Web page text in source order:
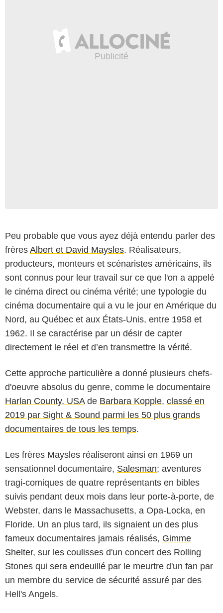
Peu probable que vous ayez déjà entendu parler des
frères Albert et David Maysles. Réalisateurs,
producteurs, monteurs et scénaristes américains, ils
sont connus pour leur travail sur ce que l'on a appelé
le cinéma direct ou cinéma vérité; une typologie du
cinéma documentaire qui a vu le jour en Amérique du
Nord, au Québec et aux États-Unis, entre 1958 et
1962. Il se caractérise par un désir de capter
directement le réel et d’en transmettre la vérité.
Cette approche particulière a donné plusieurs chefs-
d'oeuvre absolus du genre, comme le documentaire
Harlan County, USAde Barbara Kopple, classé en
2019 par Sight & Sound parmi les 50 plus grands
documentaires de tous les temps.
Les frères Maysles réaliseront ainsi en 1969 un
sensationnel documentaire, Salesman; aventures
tragi-comiques de quatre représentants en bibles
suivis pendant deux mois dans leur porte-à-porte, de
Webster, dans le Massachusetts, a Opa-Locka, en
Floride. Un an plus tard, ils signaient un des plus
fameux documentaires jamais réalisés, Gimme
Shelter, sur les coulisses d'un concert des Rolling
Stones qui sera endeuillé par le meurtre d'un fan par
un membre du service de sécurité assuré par des
Hell's Angels.